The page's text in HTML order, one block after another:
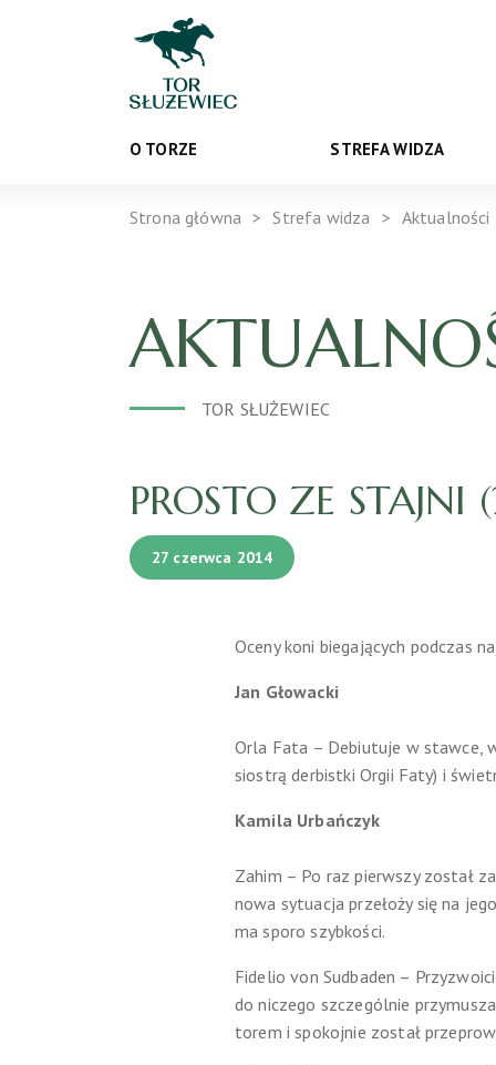
O TORZE STREFA WIDZA
Strona główna Strefa widza Aktualności
TOR SŁUŻEWIEC
PROSTO ZE
27 czerwca 2014
Oceny koni biegających podczas
Jan Głowacki
Orla Fata – Debiutuje w stawce,
siostrą derbistki Orgii Faty) i
Kamila Urbańczyk
Zahim – Po raz pierwszy został
nowa sytuacja przełoży się na
ma sporo szybkości.
Fidelio von Sudbaden –
do niczego szczególnie
torem i spokojnie został